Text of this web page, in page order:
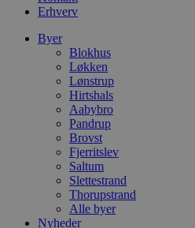
Erhverv
Byer
Blokhus
Løkken
Lønstrup
Hirtshals
Aabybro
Pandrup
Brovst
Fjerritslev
Saltum
Slettestrand
Thorupstrand
Alle byer
Nyheder